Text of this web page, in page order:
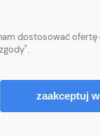
Czas
dostosować
zaakceptuj